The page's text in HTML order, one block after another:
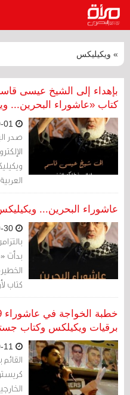
» ويكيليكس
بإهداء إلى الشيخ عيسى
كتاب «عاشوراء البحرين...
صدر
محتوى
سفارة
عاشوراء البحرين...
بدأت
كتاب
برقيات ويكيلكس وكتاب جستن